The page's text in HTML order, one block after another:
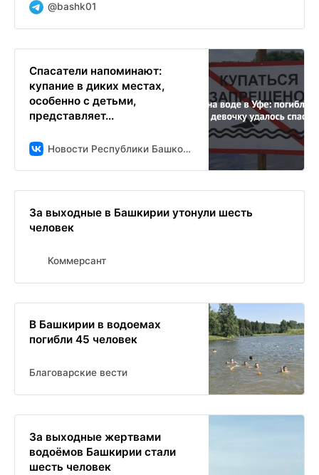
@bashk01
Спасатели напоминают:
купание в диких местах,
особенно с детьми,
представляет...
Новости Республики Башкортостан и Уфы ( БСТ )
За выходные в Башкирии утонули шесть
человек
Коммерсант
В Башкирии в водоемах
погибли 45 человек
Благоварские вести
За выходные жертвами
водоёмов Башкирии стали
шесть человек